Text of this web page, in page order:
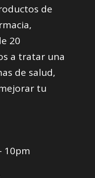
de
20
a tratar una
de salud,
tu
10pm